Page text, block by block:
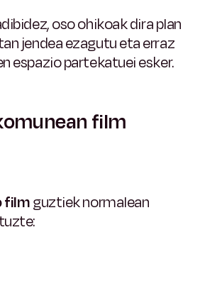
oso ohikoak dira plan
jendea ezagutu eta erraz
espazio partekatuei esker.
film
filmguztieknormalean